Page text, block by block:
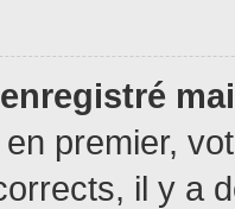
premier,
il y a